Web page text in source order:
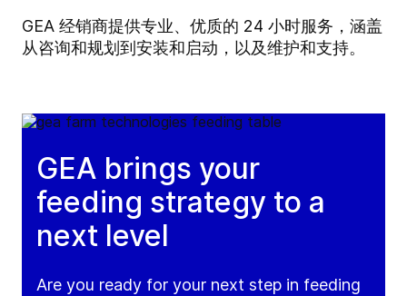
GEA 经销商提供专业、优质的 24 小时服务，涵盖
从咨询和规划到安装和启动，以及维护和支持。
GEA brings your
feeding strategy to a
next level
Are you ready for your next step in feeding